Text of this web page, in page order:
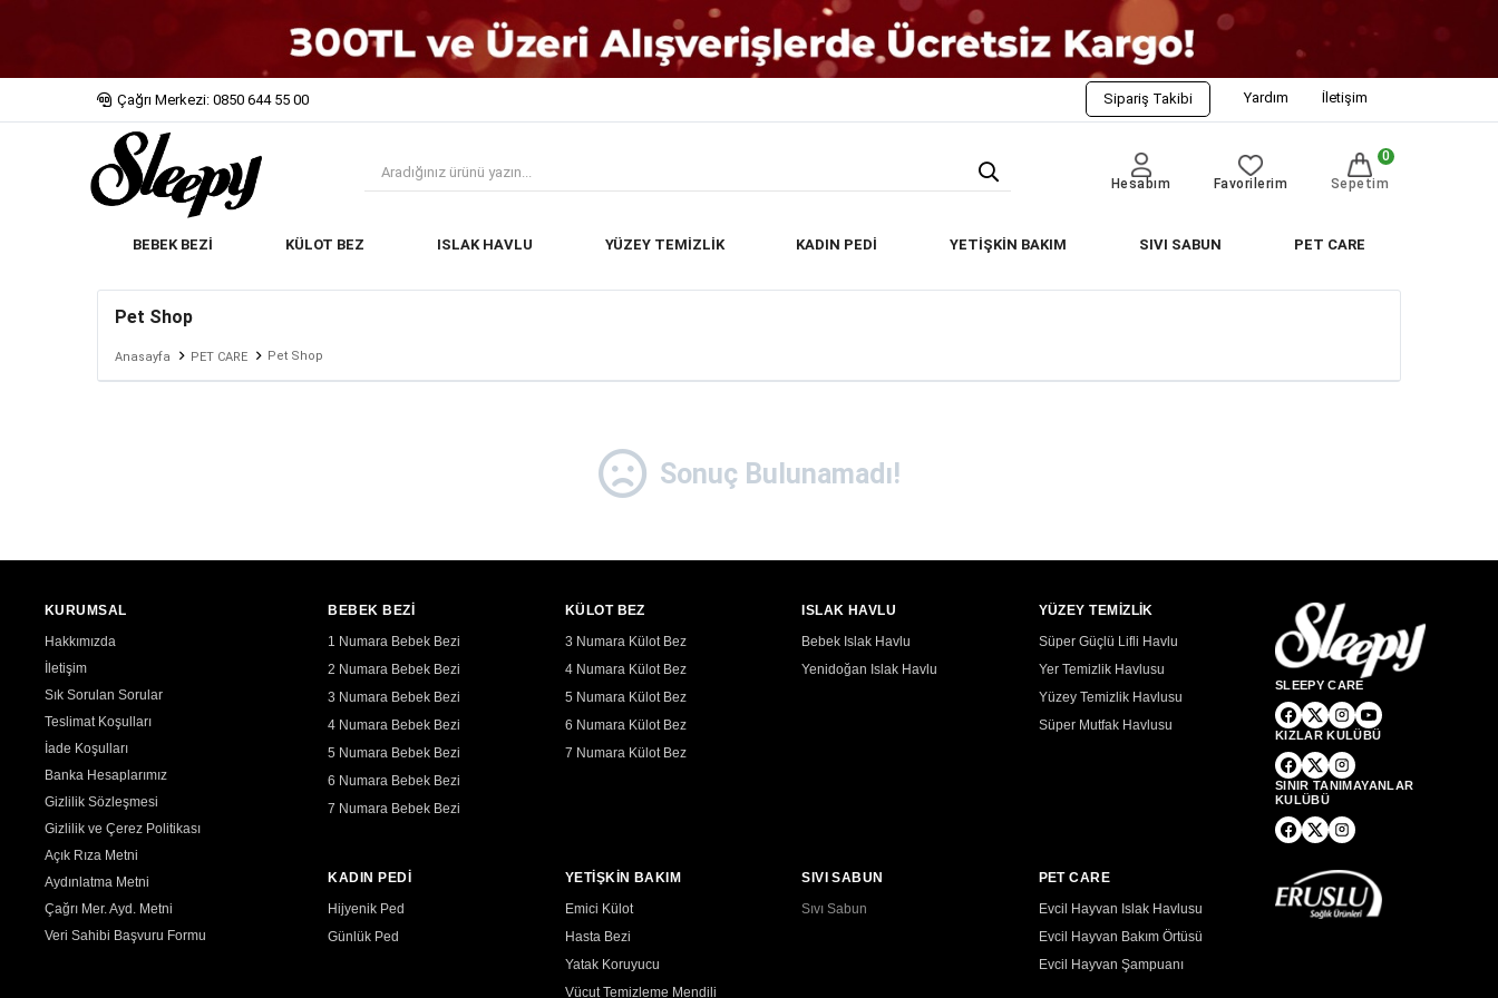
Çağrı Merkezi: 0850 644 55 00 Sipariş Takibi Yardım İletişim
Hesabım Favorilerim Sepetim
0
BEBEK BEZİ KÜLOT BEZ ISLAK HAVLU YÜZEY TEMİZLİK KADIN PEDİ YETİŞKİN BAKIM SIVI SABUN PET CARE
Pet Shop
Anasayfa PET CARE Pet Shop
Sonuç Bulunamadı!
KURUMSAL
Hakkımızda
İletişim
Sık Sorulan Sorular
Teslimat Koşulları
İade Koşulları
Banka Hesaplarımız
Gizlilik Sözleşmesi
Gizlilik ve Çerez Politikası
Açık Rıza Metni
Aydınlatma Metni
Çağrı Mer. Ayd. Metni
Veri Sahibi Başvuru Formu
BEBEK BEZİ
1 Numara Bebek Bezi
2 Numara Bebek Bezi
3 Numara Bebek Bezi
4 Numara Bebek Bezi
5 Numara Bebek Bezi
6 Numara Bebek Bezi
7 Numara Bebek Bezi
KÜLOT BEZ
3 Numara Külot Bez
4 Numara Külot Bez
5 Numara Külot Bez
6 Numara Külot Bez
7 Numara Külot Bez
ISLAK HAVLU
Bebek Islak Havlu
Yenidoğan Islak Havlu
YÜZEY TEMİZLİK
Süper Güçlü Lifli Havlu
Yer Temizlik Havlusu
Yüzey Temizlik Havlusu
Süper Mutfak Havlusu
KADIN PEDİ
Hijyenik Ped
Günlük Ped
YETİŞKİN BAKIM
Emici Külot
Hasta Bezi
Yatak Koruyucu
Vücut Temizleme Mendili
SIVI SABUN
Sıvı Sabun
PET CARE
Evcil Hayvan Islak Havlusu
Evcil Hayvan Bakım Örtüsü
Evcil Hayvan Şampuanı
SLEEPY CARE
KIZLAR KULÜBÜ
SINIR TANIMAYANLAR
KULÜBÜ